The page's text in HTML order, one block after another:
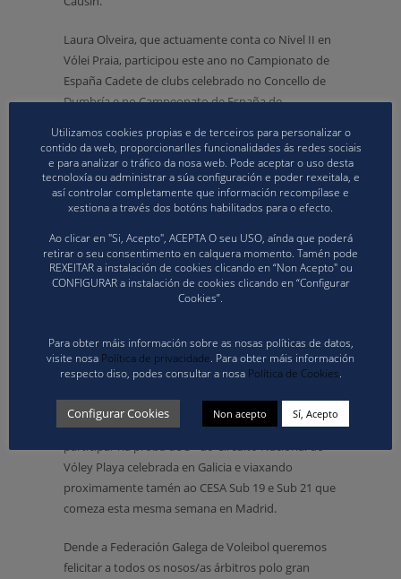
Laura Olveira, que actuamente conta co Nivel II en
Vólei Praia, participou este ano no Campionato de
España Cadete de clubs celebrado no Concello de
Dumbría e no Campeonato de España de
infantil masculina.
O boirense Carlos Pimentel, que conta co Nivel III,
estivo presente na final da Liga Nacional de Vólei
Campionato de España Cadete de Dumbría e
participou tamén na proba 3* do CNVP Concello de
Boiro co papel protagonista na final masculina.
Ademáis, viaxará esta semana esta semana ao
Sub 19 e Sub 21 en Madrid.
Iria Causín, Nivel III, cumpleu exitosamente o seu
papel no Campionato de España Cadete de
Dumbría pitando a final con Laura, ademáis de
participar na proba de 3* do Circuito Nacional de
Vóley Playa celebrada en Galicia e viaxando
proximamente tamén ao CESA Sub 19 e Sub 21 que
comeza esta mesma semana en Madrid.
Dende a Federación Galega de Voleibol queremos
felicitar a todos os nosos/as árbitros polo gran
Utilizamos cookies propias e de terceiros para personalizar o
contido da web, proporcionarlles funcionalidades ás redes sociais
e para analizar o tráfico da nosa web. Pode aceptar o uso desta
tecnoloxía ou administrar a súa configuración e poder rexeitala, e
así controlar completamente que información recompílase e
xestiona a través dos botóns habilitados para o efecto.
Ao clicar en "Si, Acepto", ACEPTA O seu USO, aínda que poderá
retirar o seu consentimento en calquera momento. Tamén pode
REXEITAR a instalación de cookies clicando en “Non Acepto" ou
CONFIGURAR a instalación de cookies clicando en “Configurar
Cookies”.
Para obter máis información sobre as nosas políticas de datos,
visite nosa Política de privacidade. Para obter máis información
respecto diso, podes consultar a nosa Política de Cookies.
Configurar Cookies Non acepto Sí, Acepto